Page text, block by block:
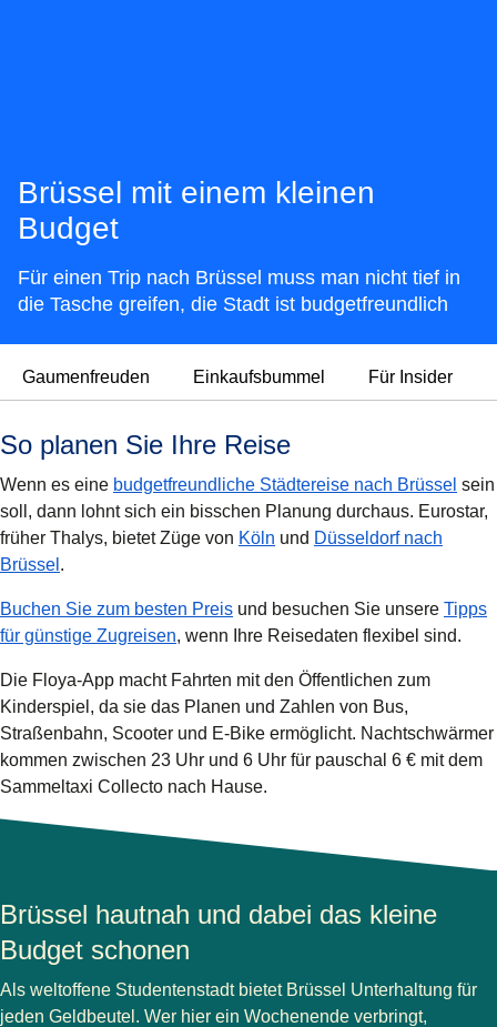
Brüssel mit einem kleinen
Budget
Für einen Trip nach Brüssel muss man nicht tief in
die Tasche greifen, die Stadt ist budgetfreundlich
Gaumenfreuden Einkaufsbummel Für Insider
So planen Sie Ihre Reise
Wenn es eine budgetfreundliche Städtereise nach Brüssel sein
soll, dann lohnt sich ein bisschen Planung durchaus. Eurostar,
früher Thalys, bietet Züge von Köln und Düsseldorf nach
Brüssel .
Buchen Sie zum besten Preis und besuchen Sie unsere Tipps
für günstige Zugreisen, wenn Ihre Reisedaten flexibel sind.
Die Floya-App macht Fahrten mit den Öffentlichen zum
Kinderspiel, da sie das Planen und Zahlen von Bus,
Straßenbahn, Scooter und E-Bike ermöglicht. Nachtschwärmer
kommen zwischen 23 Uhr und 6 Uhr für pauschal 6 € mit dem
Sammeltaxi Collecto nach Hause.
Brüssel hautnah und dabei das kleine
Budget schonen
Als weltoffene Studentenstadt bietet Brüssel Unterhaltung für
jeden Geldbeutel. Wer hier ein Wochenende verbringt,